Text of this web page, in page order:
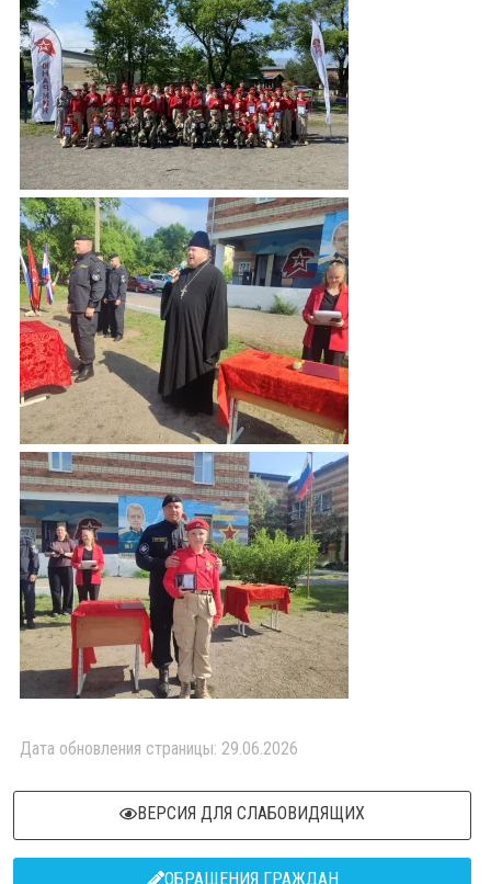
Дата обновления страницы: 29.06.2026
ВЕРСИЯ ДЛЯ СЛАБОВИДЯЩИХ
ОБРАЩЕНИЯ ГРАЖДАН